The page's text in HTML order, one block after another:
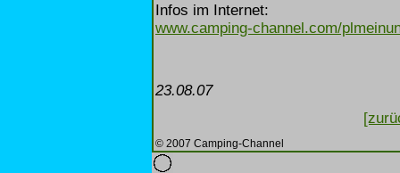
Infos im Internet:
www.camping-channel.com/
23.08.07
© 2007 Camping-Channel